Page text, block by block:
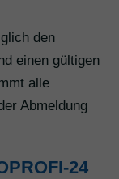
den
einen gültigen
alle
Abmeldung
24